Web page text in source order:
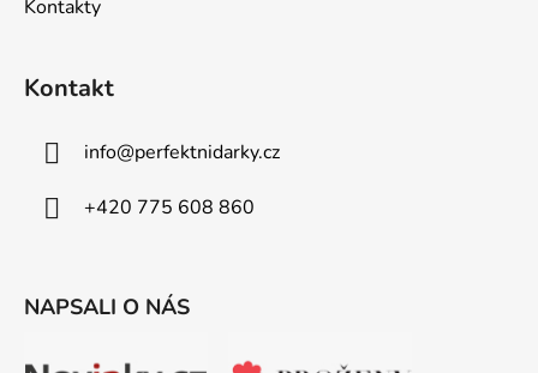
Kontakty
Kontakt
info@perfektnidarky.cz
+420 775 608 860
NAPSALI O NÁS